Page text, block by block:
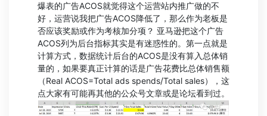
爆表的广告ACOS就觉得这个运营站内推广做的不
好，运营说我把广告ACOS降低了，那么作为老板是
否应该奖励或作为考核加分项？ 亚马逊把这个广告
ACOS列为后台指标其实是有迷惑性的。第一点就是
计算方式，数据统计后台的ACOS是没有算入总体销
量的，如果要真正计算的话是广告花费比总体销售额
（Real ACOS=Total ads spends/Total sales），这
点大家有可能再其他的公众号文章或是论坛看到过。